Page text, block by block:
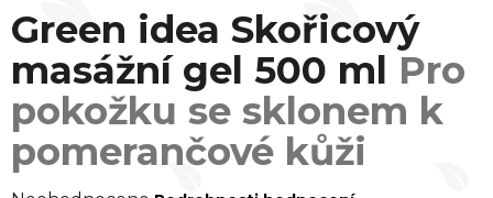
Green idea Skořicový
masážní gel 500 ml Pro
pokožku se sklonem k
pomerančové kůži